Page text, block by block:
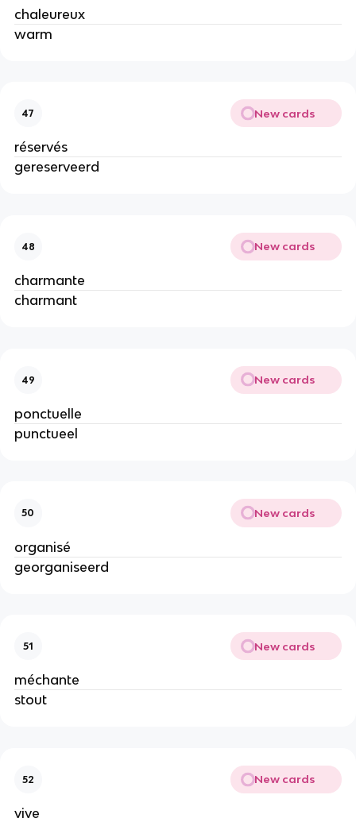
chaleureux
warm
47 New cards
réservés
gereserveerd
48 New cards
charmante
charmant
49 New cards
ponctuelle
punctueel
50 New cards
organisé
georganiseerd
51 New cards
méchante
stout
52 New cards
vive